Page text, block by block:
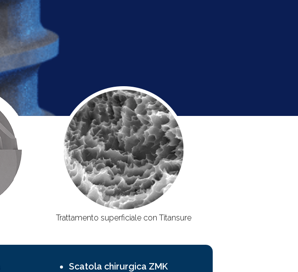
Trattamento superficiale con Titansure
Scatola chirurgica ZMK